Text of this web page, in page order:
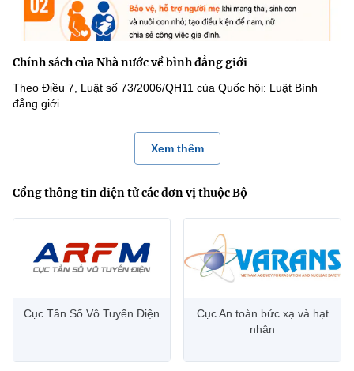
Chính sách của Nhà nước về bình đẳng giới
Theo Điều 7, Luật số 73/2006/QH11 của Quốc hội: Luật Bình
đẳng giới.
Xem thêm
Cổng thông tin điện tử các đơn vị thuộc Bộ
Cục Tần Số Vô Tuyến Điện
Cục An toàn bức xạ và hạt
nhân